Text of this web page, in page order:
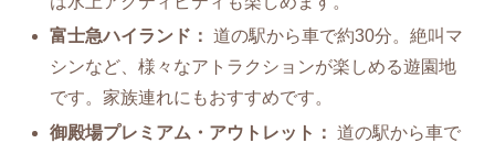
富士急ハイランド： 道の駅から車で約30分。絶叫マ
シンなど、様々なアトラクションが楽しめる遊園地
です。家族連れにもおすすめです。
御殿場プレミアム・アウトレット： 道の駅から車で